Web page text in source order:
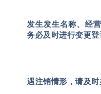
发生发生名称、经
务必及时进行变更登
遇注销情形，请及时